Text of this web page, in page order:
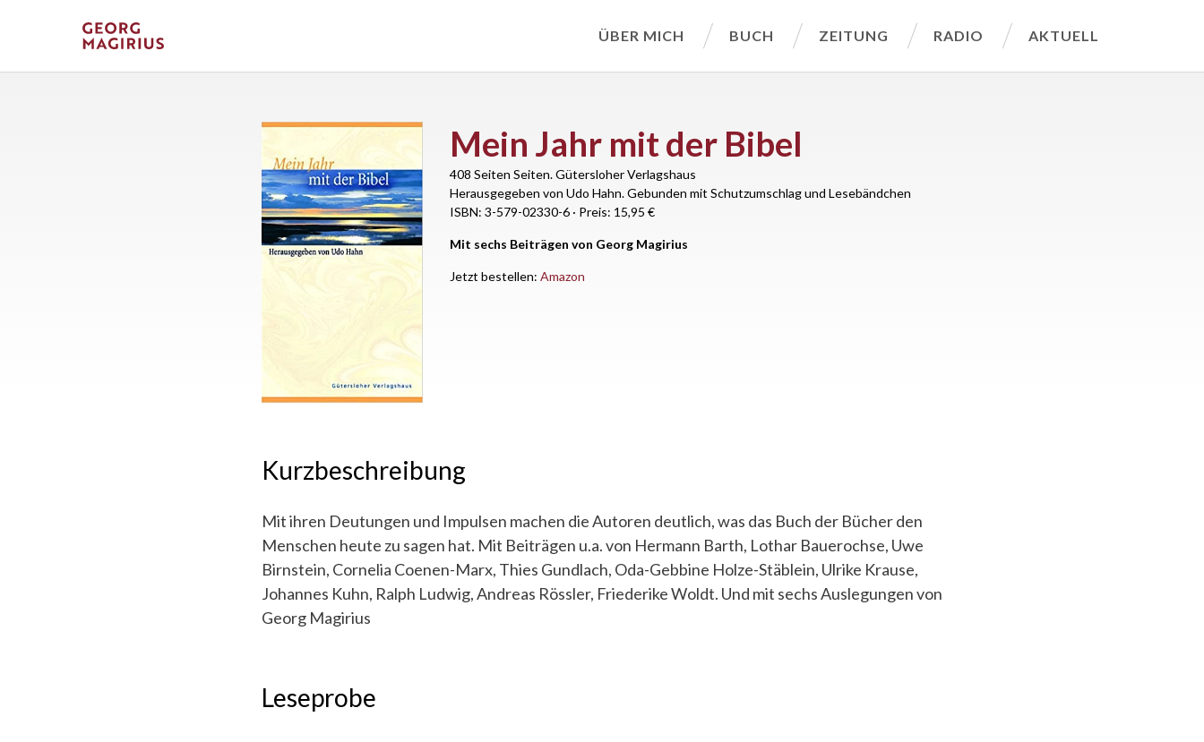
ÜBER MICH BUCH ZEITUNG RADIO AKTUELL
Mein Jahr mit der Bibel
408 Seiten Seiten.Gütersloher Verlagshaus
Herausgegeben von Udo Hahn. Gebunden mit Schutzumschlag und Lesebändchen
ISBN: 3-579-02330-6 · Preis: 15,95 €
Mit sechs Beiträgen von Georg Magirius
Jetzt bestellen: Amazon
Kurzbeschreibung
Mit ihren Deutungen und Impulsen machen die Autoren deutlich, was das Buch der Bücher den
Menschen heute zu sagen hat. Mit Beiträgen u.a. von Hermann Barth, Lothar Bauerochse, Uwe
Birnstein, Cornelia Coenen-Marx, Thies Gundlach, Oda-Gebbine Holze-Stäblein, Ulrike Krause,
Johannes Kuhn, Ralph Ludwig, Andreas Rössler, Friederike Woldt. Und mit sechs Auslegungen von
Georg Magirius
Leseprobe